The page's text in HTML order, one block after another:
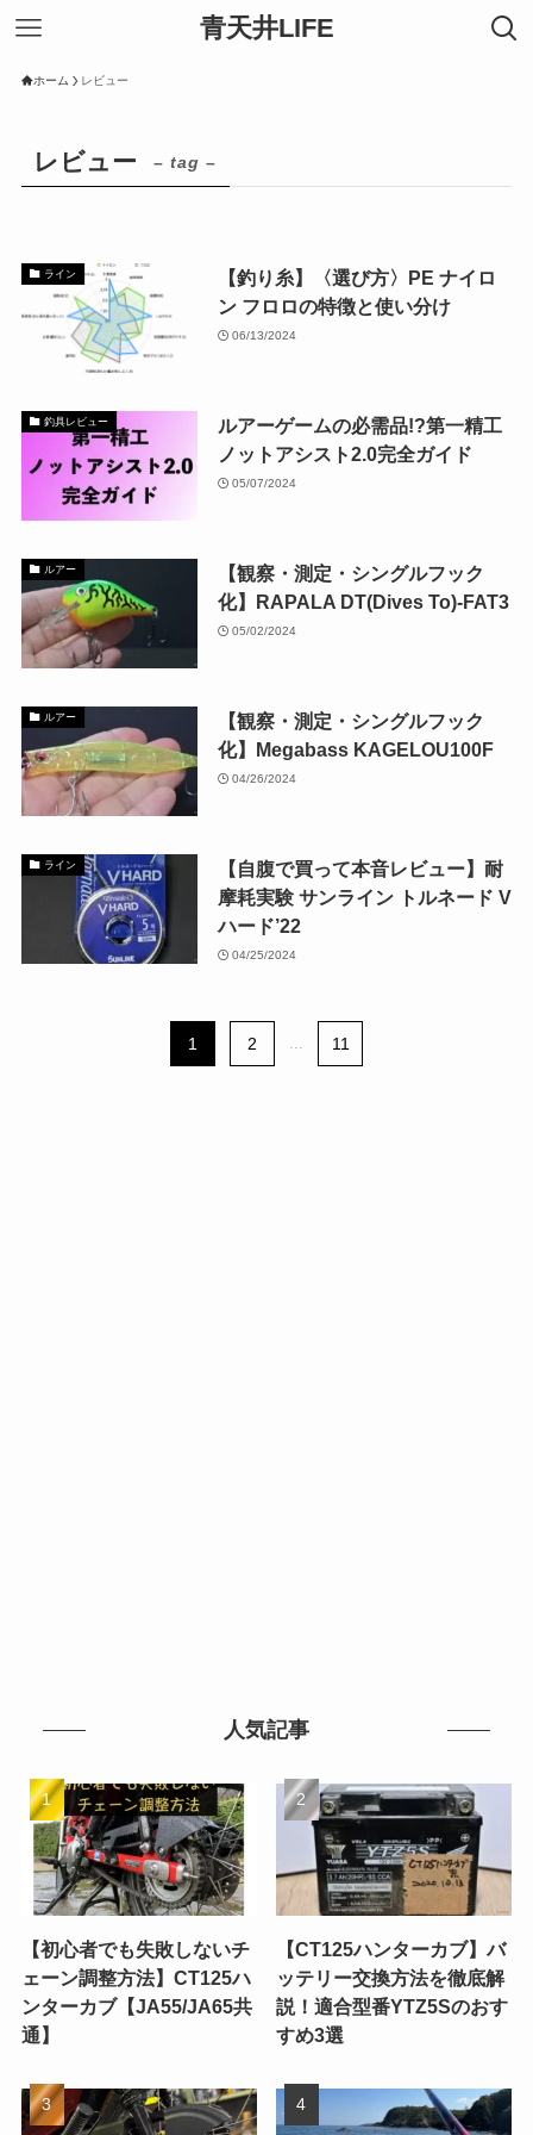
青天井LIFE
ホーム レビュー
レビュー – tag –
ライン
【釣り糸】〈選び方〉PE ナイロ
ン フロロの特徴と使い分け
06/13/2024
釣具レビュー
ルアーゲームの必需品!?第一精工
ノットアシスト2.0完全ガイド
05/07/2024
ルアー
【観察・測定・シングルフック
化】RAPALA DT(Dives To)-FAT3
05/02/2024
ルアー
【観察・測定・シングルフック
化】Megabass KAGELOU100F
04/26/2024
ライン
【自腹で買って本音レビュー】耐
摩耗実験 サンライン トルネード V
ハード’22
04/25/2024
1 2 11
人気記事
【初心者でも失敗しないチ
ェーン調整方法】CT125ハ
ンターカブ【JA55/JA65共
通】
【CT125ハンターカブ】バ
ッテリー交換方法を徹底解
説！適合型番YTZ5Sのおす
すめ3選